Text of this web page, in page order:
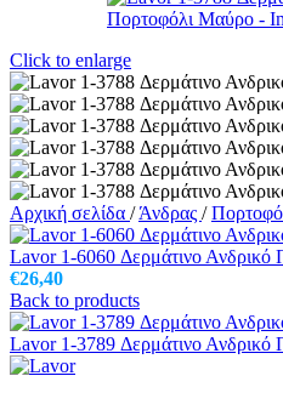
Click to enlarge
Αρχική σελίδα / Άνδρας /
Lavor 1-6060 Δερμάτινο
€26,40
Back to products
Lavor 1-3789 Δερμάτινο Ανδρικό